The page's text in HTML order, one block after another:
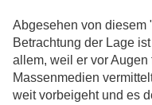
Abgesehen von diesem
Betrachtung der Lage
allem, weil er vor
Massenmedien
weit vorbeigeht und es